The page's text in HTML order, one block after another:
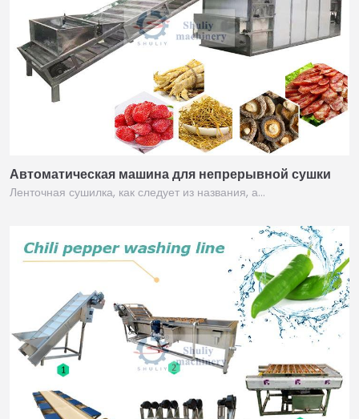
Автоматическая машина для непрерывной сушки
Ленточная сушилка, как следует из названия, а…